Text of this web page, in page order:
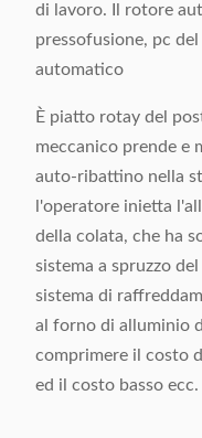
di lavoro. Il rotore
pressofusione, pc
automatico
È piatto rotay del
meccanico prende e
auto-ribattino nella
l'operatore inietta
della colata, che ha
sistema a spruzzo
sistema di
al forno di alluminio
comprimere il costo
ed il costo basso